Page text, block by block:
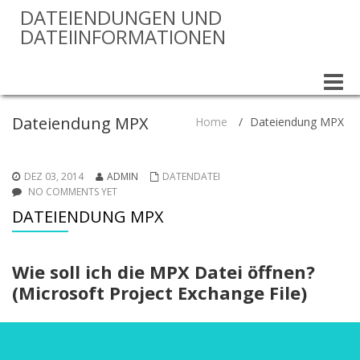
DATEIENDUNGEN UND
DATEIINFORMATIONEN
Toggle
Dateiendung MPX Home / Dateiendung MPX
DEZ 03, 2014 ADMIN
DATENDATEI
NO COMMENTS YET
DATEIENDUNG MPX
Wie soll ich die MPX Datei öffnen?
(Microsoft Project Exchange File)